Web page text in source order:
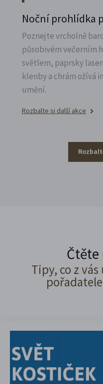
Noční prohlídka
Poznejte vrcholně
působivém večerním
světlem, paprsky
klenby a chrám ožívá
umění.
Rozbalte si další akce
Čtěte
Tipy, co z